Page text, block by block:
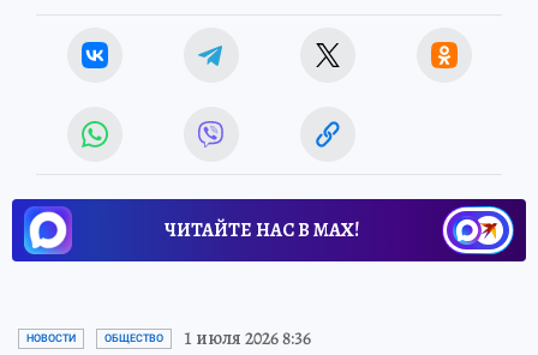
ЧИТАЙТЕ НАС В МАХ!
НОВОСТИ ОБЩЕСТВО 1 июля 2026 8:36